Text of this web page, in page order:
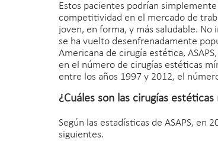
Estos pacientes podrían
competitividad en el mercado de
joven, en forma, y ​​más saludable.
se ha vuelto desenfrenadamente
Americana de cirugía estética,
en el número de cirugías estéticas
entre los años 1997 y 2012, el
¿Cuáles son las cirugías
Según las estadísticas de ASAPS, en
siguientes.